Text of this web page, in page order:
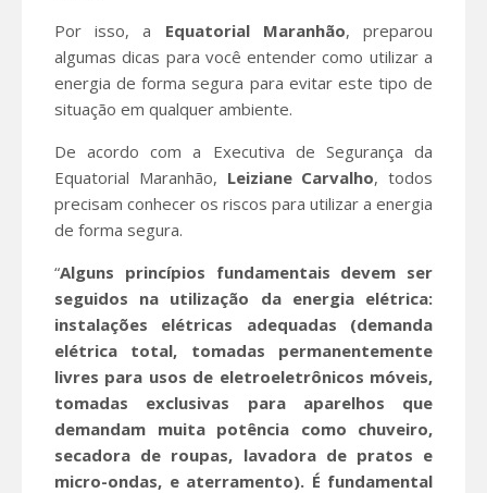
Por isso, a Equatorial Maranhão, preparou
algumas dicas para você entender como utilizar a
energia de forma segura para evitar este tipo de
situação em qualquer ambiente.
De acordo com a Executiva de Segurança da
Equatorial Maranhão, Leiziane Carvalho, todos
precisam conhecer os riscos para utilizar a energia
de forma segura.
“Alguns princípios fundamentais devem ser
seguidos na utilização da energia elétrica:
instalações elétricas adequadas (demanda
elétrica total, tomadas permanentemente
livres para usos de eletroeletrônicos móveis,
tomadas exclusivas para aparelhos que
demandam muita potência como chuveiro,
secadora de roupas, lavadora de pratos e
micro-ondas, e aterramento). É fundamental